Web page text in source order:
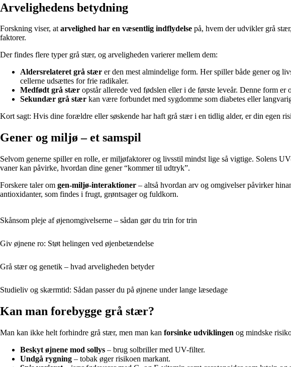
Arvelighedens betydning
Forskning viser, atarvelighed har en væsentlig indflydelse på, hvem der udvikler grå
faktorer.
Der findes flere typer grå stær, og arveligheden varierer mellem dem:
Aldersrelateret grå stær er den mest almindelige form. Her spiller både gener og
cellerne udsættes for frie radikaler.
Medfødt grå stær opstår allerede ved fødslen eller i de første leveår. Denne form
Sekundær grå stær kan være forbundet med sygdomme som diabetes eller
Kort sagt: Hvis dine forældre eller søskende har haft grå stær i en tidlig alder, er din egen
Gener og miljø – et samspil
Selvom generne spiller en rolle, er miljøfaktorer og livsstil mindst lige så vigtige. Solens
vaner kan påvirke, hvordan dine gener “kommer til udtryk”.
Forskere taler om gen-miljø-interaktioner – altså hvordan arv og omgivelser påvirker
antioxidanter, som findes i frugt, grøntsager og fuldkorn.
Skånsom pleje af øjenomgivelserne – sådan gør du trin for trin
Giv øjnene ro: Støt helingen ved øjenbetændelse
Grå stær og genetik – hvad arveligheden betyder
Studieliv og skærmtid: Sådan passer du på øjnene under lange læsedage
Kan man forebygge grå stær?
Man kan ikke helt forhindre grå stær, men man kan forsinke udviklingen og mindske
Beskyt øjnene mod sollys – brug solbriller med UV-filter.
Undgå rygning – tobak øger risikoen markant.